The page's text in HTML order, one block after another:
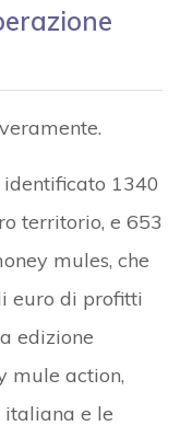
identificato 1340
territorio, e 653
mules, che
euro di profitti
edizione
mule action,
italiana e le